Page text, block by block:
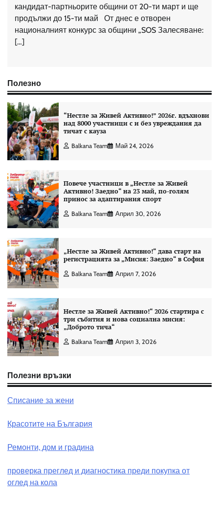
кандидат-партньорите общини от 20-ти март и ще
продължи до 15-ти май От днес е отворен
националният конкурс за общини „SOS Залесяване:
[…]
Полезно
“Нестле за Живей Aктивно!” 2026г. вдъхнови
над 8000 участници с и без увреждания да
тичат с кауза
Balkana Team Май 24, 2026
Повече участници в „Нестле за Живей
Активно! Заедно“ на 23 май, по-голям
принос за адаптирания спорт
Balkana Team Април 30, 2026
„Нестле за Живей Активно!“ дава старт на
регистрацията за „Мисия: Заедно“ в София
Balkana Team Април 7, 2026
Нестле за Живей Активно!“ 2026 стартира с
три събития и нова социална мисия:
„Доброто тича“
Balkana Team Април 3, 2026
Полезни връзки
Списание за жени
Красотите на България
Ремонти, дом и градина
проверка преглед и диагностика преди покупка от
оглед на кола